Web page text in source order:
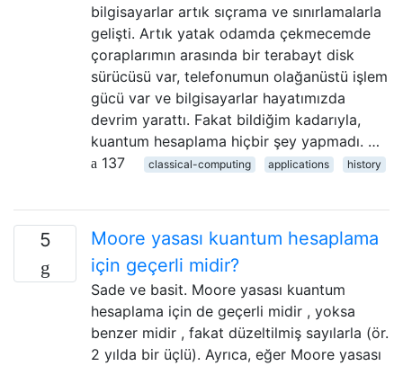
bilgisayarlar artık sıçrama ve sınırlamalarla
gelişti. Artık yatak odamda çekmecemde
çoraplarımın arasında bir terabayt disk
sürücüsü var, telefonumun olağanüstü işlem
gücü var ve bilgisayarlar hayatımızda
devrim yarattı. Fakat bildiğim kadarıyla,
kuantum hesaplama hiçbir şey yapmadı. …
137
classical-computing applications history
5
Moore yasası kuantum hesaplama
için geçerli midir?
Sade ve basit. Moore yasası kuantum
hesaplama için de geçerli midir , yoksa
benzer midir , fakat düzeltilmiş sayılarla (ör.
2 yılda bir üçlü). Ayrıca, eğer Moore yasası